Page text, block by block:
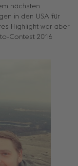
nächsten
in den USA für
Highlight war aber
Contest 2016